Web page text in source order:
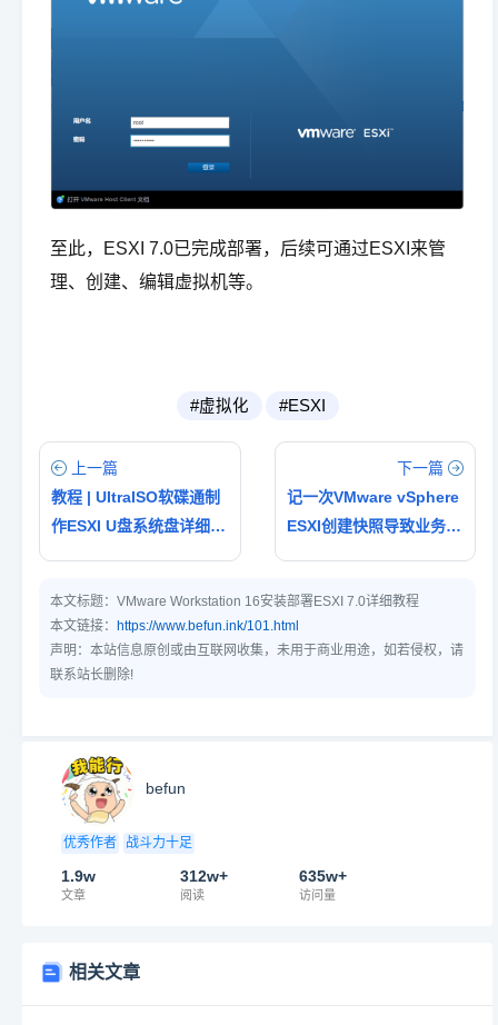
至此，ESXI 7.0已完成部署，后续可通过ESXI来管
理、创建、编辑虚拟机等。
#虚拟化 #ESXI
上一篇
教程 | UItraISO软碟通制
作ESXI U盘系统盘详细教
下一篇
记一次VMware vSphere
ESXI创建快照导致业务掉
本文标题： VMware Workstation 16安装部署ESXI 7.0详细教程
本文链接：
https://www.befun.ink/101.html
声明：本站信息原创或由互联网收集，未用于商业用途，如若侵权，请
联系站长删除!
befun
优秀作者 战斗力十足
1.9w
文章
312w+
阅读
635w+
访问量
相关文章